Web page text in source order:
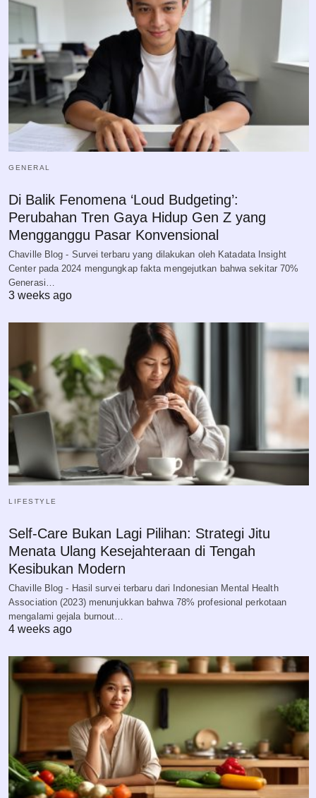
GENERAL
Di Balik Fenomena ‘Loud Budgeting’:
Perubahan Tren Gaya Hidup Gen Z yang
Mengganggu Pasar Konvensional
Chaville Blog - Survei terbaru yang dilakukan oleh Katadata Insight
Center pada 2024 mengungkap fakta mengejutkan bahwa sekitar 70%
Generasi…
3 weeks ago
LIFESTYLE
Self-Care Bukan Lagi Pilihan: Strategi Jitu
Menata Ulang Kesejahteraan di Tengah
Kesibukan Modern
Chaville Blog - Hasil survei terbaru dari Indonesian Mental Health
Association (2023) menunjukkan bahwa 78% profesional perkotaan
mengalami gejala burnout…
4 weeks ago